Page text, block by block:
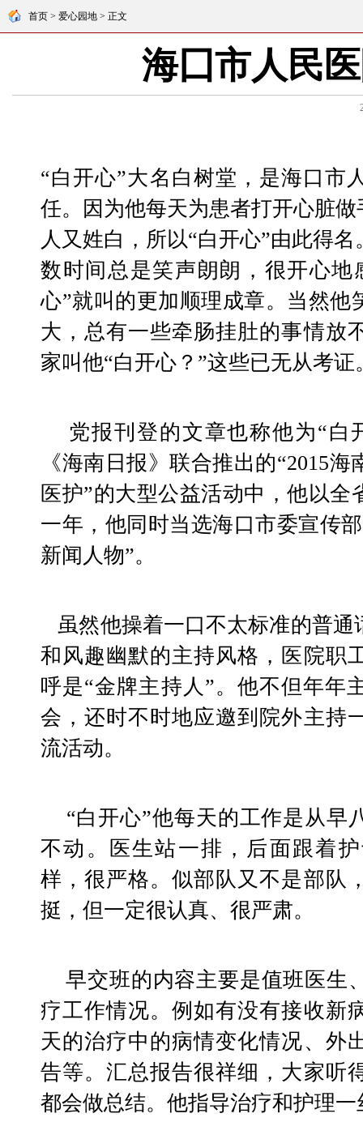
首页 > 爱心园地 > 正文
海囗市人民
“白开心”大名白树堂，是海口市
任。因为他每天为患者打开心脏
人又姓白，所以“白开心”由此得
数时间总是笑声朗朗，很开心地
心”就叫的更加顺理成章。当然他
大，总有一些牵肠挂肚的事情放
家叫他“白开心？”这些已无从考证
《海南日报》联合推出的“2015
医护”的大型公益活动中，他以全
一年，他同时当选海口市委宣传
新闻人物”。
   虽然他操着一口不太标准的普通话，但凭着宏亮的噪音
和风趣幽默的主持风格，医院职
呼是“金牌主持人”。他不但年年
会，还时不时地应邀到院外主持
流活动。
不动。医生站一排，后面跟着
样，很严格。似部队又不是部队
挺，但一定很认真、很严肃。
    早交班的内容主要是值班医生、护士汇报前一天的医
疗工作情况。例如有没有接收新
天的治疗中的病情变化情况、外
告等。汇总报告很祥细，大家听
都会做总结。他指导治疗和护理一